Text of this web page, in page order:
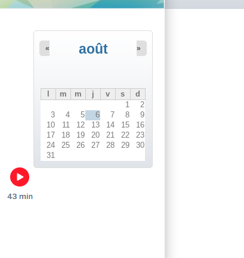
août
« »
m m j v s
d
1
2
3
4 5 6 7 8
9
10
11 12 13 14 15
16
17
18 19 20 21 22
23
24
25 26 27 28 29
30
31